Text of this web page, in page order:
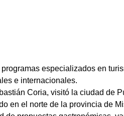
especializados en
e internacionales.
Coria, visitó la ciudad de
en el norte de la provincia de